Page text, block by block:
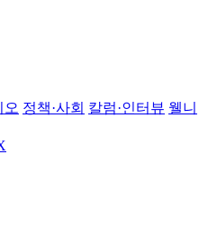
오 정책·사회 칼럼·인터뷰 웰니